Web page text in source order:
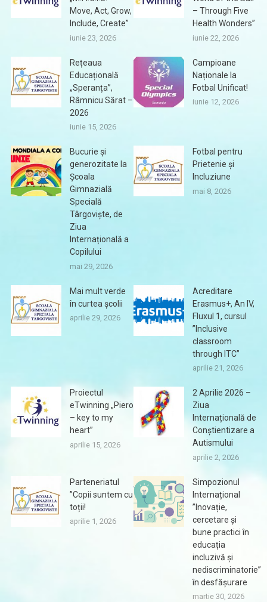
Move, Act, Grow,
Include, Create”
iunie 23, 2026
– Through Five
Health Wonders”
iunie 22, 2026
Rețeaua
Educațională
„Speranța”,
Râmnicu Sărat –
2026
iunie 15, 2026
Campioane
Naționale la
Fotbal Unificat!
iunie 12, 2026
Bucurie și
generozitate la
Școala
Gimnazială
Specială
Târgoviște, de
Ziua
Internațională a
Copilului
mai 29, 2026
Fotbal pentru
Prietenie și
Incluziune
mai 8, 2026
Mai mult verde
în curtea școlii
aprilie 29, 2026
Acreditare
Erasmus+, An IV,
Fluxul 1, cursul
”Inclusive
classroom
through ITC”
aprilie 21, 2026
Proiectul
eTwinning „Piero
– key to my
heart”
aprilie 15, 2026
2 Aprilie 2026 –
Ziua
Internațională de
Conștientizare a
Autismului
aprilie 2, 2026
Parteneriatul
”Copii suntem cu
toții!
aprilie 1, 2026
Simpozionul
Internațional
”Inovație,
cercetare și
bune practici în
educația
incluzivă și
nediscriminatorie”
în desfășurare
martie 30, 2026